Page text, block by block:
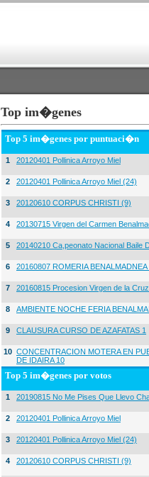
Top im�genes
Top 5 im�genes por puntuaci�n
1 20120401 Pollinica Arroyo Miel
2 20120401 Pollinica Arroyo Miel (24)
3 20120610 CORPUS CHRISTI (9)
4 20130715 Virgen del Carmen
5 20140210 Ca,peonato Nacional Baile
6 20160807 ROMERIA
7 20160815 Procesion Virgen de la
8 AMBIENTE NOCHE FERIA
9 CLAUSURA CURSO DE AZAFATAS 1
10 CONCENTRACION MOTERA EN
DE IDAIRA 10
Top 5 im�genes por votos
1 20190815 No Me Pises Que Llevo
2 20120401 Pollinica Arroyo Miel
3 20120401 Pollinica Arroyo Miel (24)
4 20120610 CORPUS CHRISTI (9)